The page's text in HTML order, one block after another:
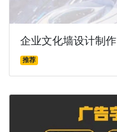
企业文化墙设计制作
推荐